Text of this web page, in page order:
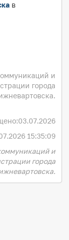
в
и
города
03.07.2026
15:35:09
и
города